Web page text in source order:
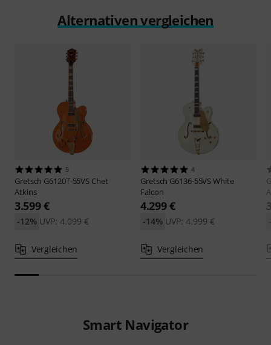
Alternativen vergleichen
5
Gretsch G6120T-55VS Chet
Atkins
3.599 €
UVP: 4.099 €
-12%
Vergleichen
4
Gretsch G6136-55VS White
Falcon
4.299 €
UVP: 4.999 €
-14%
Vergleichen
Smart Navigator